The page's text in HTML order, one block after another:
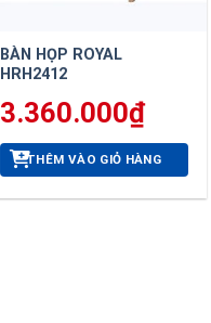
BÀN HỌP ROYAL
HRH2412
3.360.000₫
THÊM VÀO GIỎ HÀNG